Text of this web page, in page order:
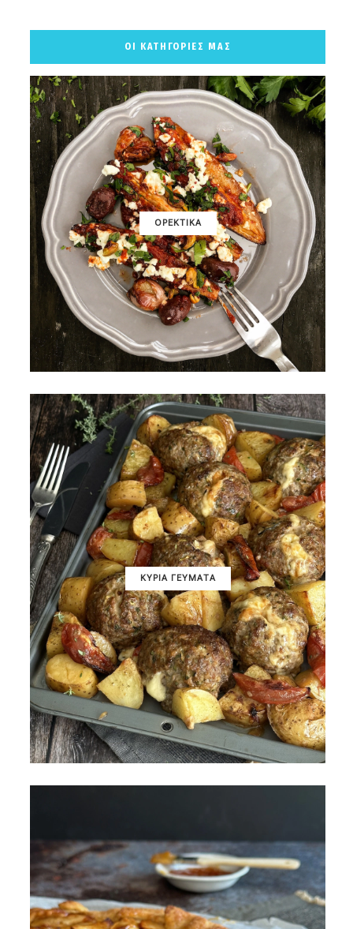
ΟΙ ΚΑΤΗΓΟΡΙΕΣ ΜΑΣ
ΟΡΕΚΤΙΚΑ
ΚΥΡΙΑ ΓΕΥΜΑΤΑ